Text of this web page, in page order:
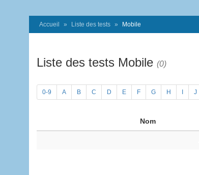
Accueil Liste des tests Mobile
Liste des tests Mobile (0)
0-9 A B C D E F G H J
Nom